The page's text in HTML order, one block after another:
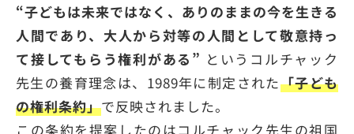
“子どもは未来ではなく、ありのままの今を生きる
人間であり、大人から対等の人間として敬意持っ
て接してもらう権利がある” というコルチャック
先生の養育理念は、1989年に制定された「子ども
の権利条約」で反映されました。
この条約を提案したのはコルチャック先生の祖国